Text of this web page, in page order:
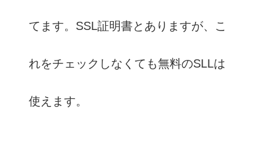
てます。SSL証明書とありますが、こ
れをチェックしなくても無料のSLLは
使えます。